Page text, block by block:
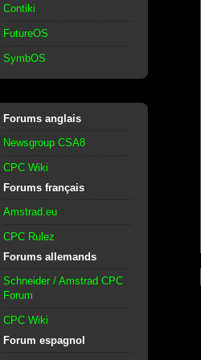
Contiki
FutureOS
SymbOS
Forums anglais
Newsgroup CSA8
CPC Wiki
Forums français
Amstrad.eu
CPC Rulez
Forums allemands
Schneider / Amstrad CPC
Forum
CPC Wiki
Forum espagnol